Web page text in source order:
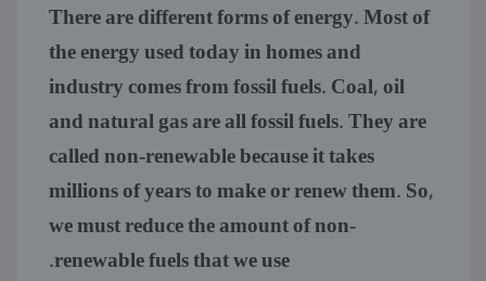
There are different forms of energy. Most of
the energy used today in homes and
industry comes from fossil fuels. Coal, oil
and natural gas are all fossil fuels. They are
called non-renewable because it takes
millions of years to make or renew them. So,
we must reduce the amount of non-
renewable fuels that we use.